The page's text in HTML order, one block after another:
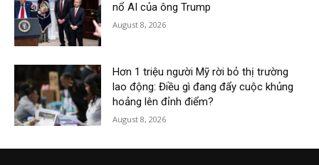
nổ AI của ông Trump
August 8, 2026
Hơn 1 triệu người Mỹ rời bỏ thị trường
lao động: Điều gì đang đẩy cuộc khủng
hoảng lên đỉnh điểm?
August 8, 2026